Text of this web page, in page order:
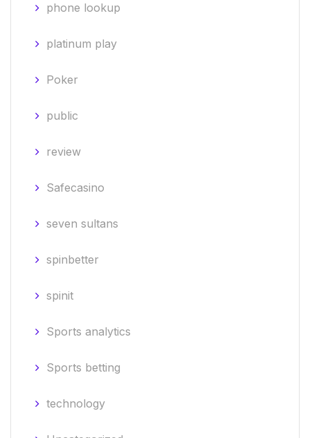
phone lookup
platinum play
Poker
public
review
Safecasino
seven sultans
spinbetter
spinit
Sports analytics
Sports betting
technology